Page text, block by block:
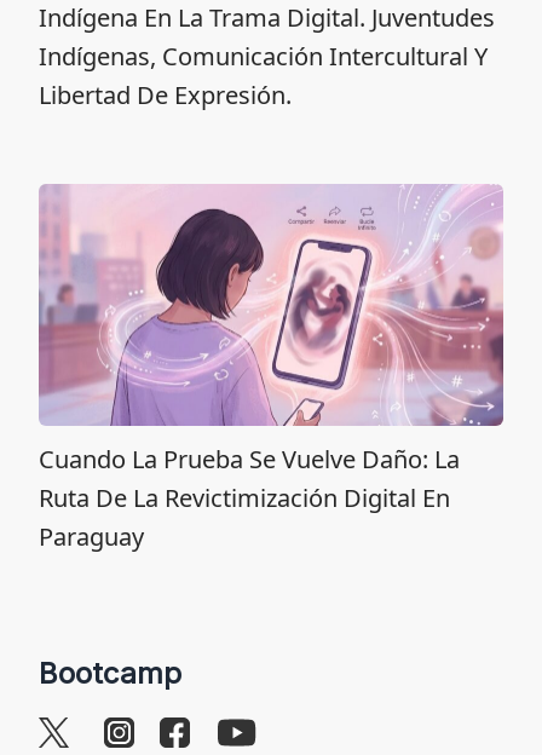
Indígena En La Trama Digital. Juventudes
Indígenas, Comunicación Intercultural Y
Libertad De Expresión.
Cuando La Prueba Se Vuelve Daño: La
Ruta De La Revictimización Digital En
Paraguay
Bootcamp